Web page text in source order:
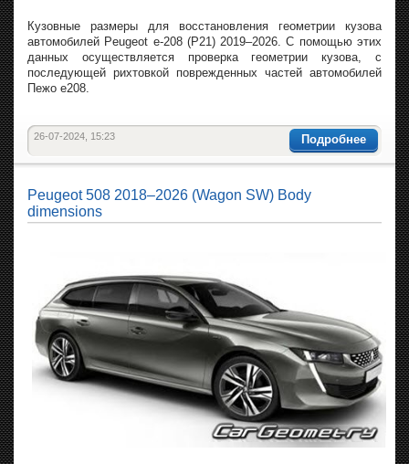
Кузовные размеры для восстановления геометрии кузова
автомобилей Peugeot e-208 (P21) 2019–2026. С помощью этих
данных осуществляется проверка геометрии кузова, с
последующей рихтовкой поврежденных частей автомобилей
Пежо е208.
Подробнее
26-07-2024, 15:23
Peugeot 508 2018–2026 (Wagon SW) Body
dimensions